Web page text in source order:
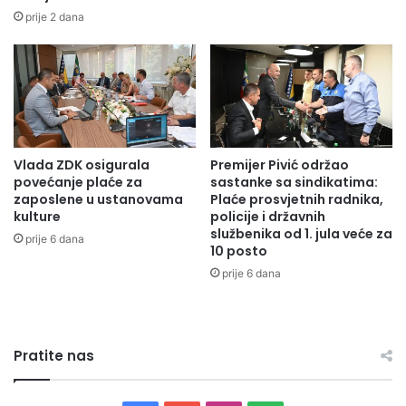
f
n
o
m
e
n
?
E
T
I
V
A
L
A
"
M
A
L
I
R
2
prije 2 dana
Vlada ZDK osigurala
povećanje plaće za
zaposlene u ustanovama
kulture
prije 6 dana
Premijer Pivić održao
sastanke sa sindikatima:
Plaće prosvjetnih radnika,
policije i državnih
službenika od 1. jula veće za
10 posto
prije 6 dana
Pratite nas